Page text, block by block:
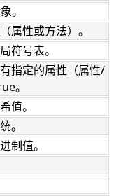
。
属性或方法）。
符号表。
指定的属性（属性/
。
值。
。
制值。